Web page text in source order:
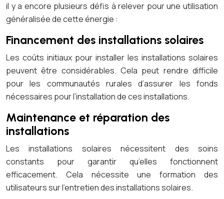
il y a encore plusieurs défis à relever pour une utilisation
généralisée de cette énergie :
Financement des installations solaires
Les coûts initiaux pour installer les installations solaires
peuvent être considérables. Cela peut rendre difficile
pour les communautés rurales d’assurer les fonds
nécessaires pour l’installation de ces installations.
Maintenance et réparation des
installations
Les installations solaires nécessitent des soins
constants pour garantir qu’elles fonctionnent
efficacement. Cela nécessite une formation des
utilisateurs sur l’entretien des installations solaires.